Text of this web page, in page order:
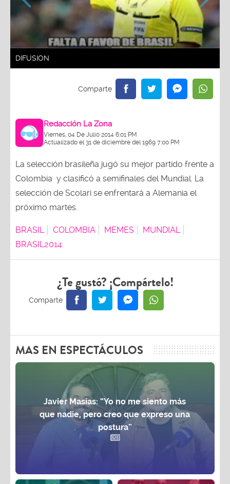
DIFUSION
Redacción La Zona
Viernes, 04 De Julio 2014 6:01 PM
Actualizado el 31 de diciembre del 1969 7:00 PM
La selección brasileña jugó su mejor partido frente a
Colombia y clasificó a semifinales del Mundial. La
selección de Scolari se enfrentará a Alemania el
próximo martes.
BRASIL COLOMBIA MEMES
MUNDIAL
BRASIL2014
¿Te gustó? ¡Compártelo!
MAS EN ESPECTÁCULOS
Javier Masías: “Yo no me siento más
que nadie, pero creo que expreso una
postura”